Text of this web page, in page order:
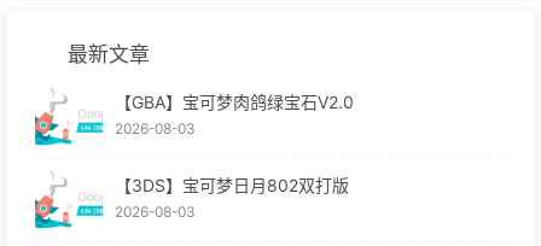
最新文章
【GBA】宝可梦肉鸽绿宝石V2.0
2026-08-03
【3DS】宝可梦日月802双打版
2026-08-03